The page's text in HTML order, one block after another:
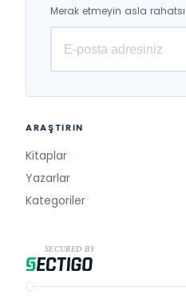
Merak etmeyin asla
ARAŞTIRIN
Kitaplar
Yazarlar
Kategoriler